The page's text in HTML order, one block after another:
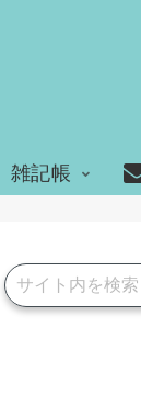
雑記帳